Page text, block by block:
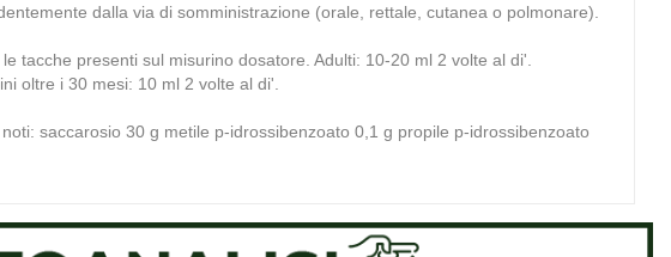
dalla via di somministrazione (orale, rettale, cutanea o polmonare).
tacche presenti sul misurino dosatore. Adulti: 10-20 ml 2 volte al di'.
oltre i 30 mesi: 10 ml 2 volte al di'.
saccarosio 30 g metile p-idrossibenzoato 0,1 g propile p-idrossibenzoato